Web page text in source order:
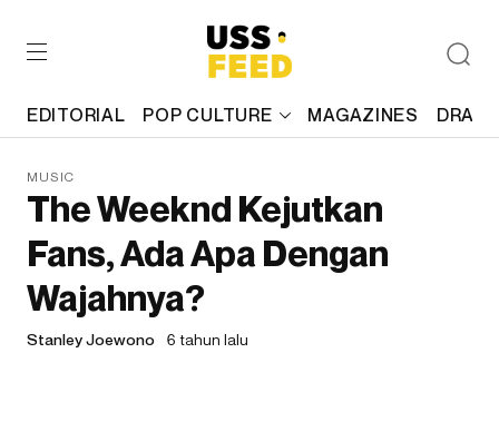
EDITORIAL POP CULTURE MAGAZINES
MUSIC
The Weeknd Kejutkan
Fans, Ada Apa Dengan
Wajahnya?
Stanley Joewono 6 tahun lalu